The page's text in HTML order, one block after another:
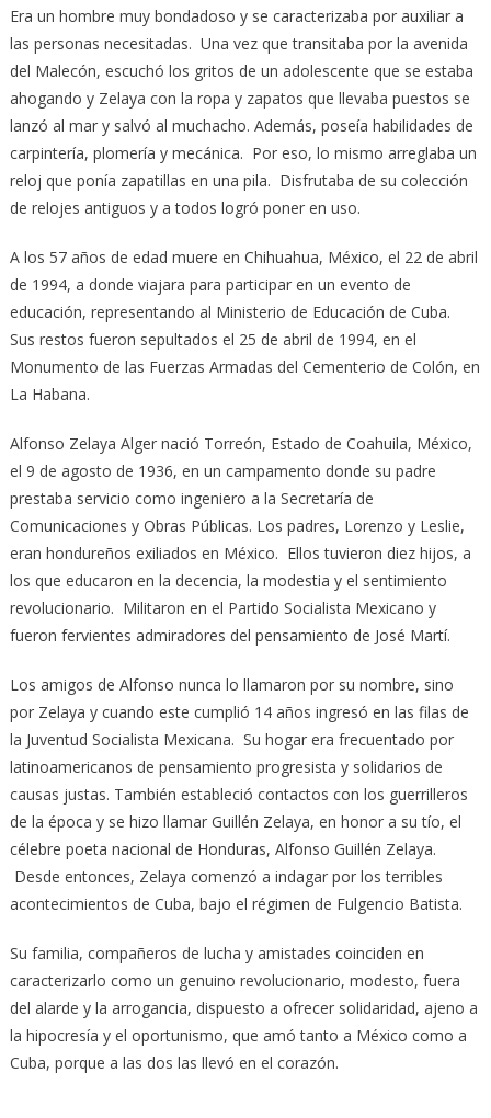
Era un hombre muy bondadoso y se caracterizaba por auxiliar a
las personas necesitadas. Una vez que transitaba por la avenida
del Malecón, escuchó los gritos de un adolescente que se estaba
ahogando y Zelaya con la ropa y zapatos que llevaba puestos se
lanzó al mar y salvó al muchacho. Además, poseía habilidades de
carpintería, plomería y mecánica. Por eso, lo mismo arreglaba un
reloj que ponía zapatillas en una pila. Disfrutaba de su colección
de relojes antiguos y a todos logró poner en uso.
A los 57 años de edad muere en Chihuahua, México, el 22 de abril
de 1994, a donde viajara para participar en un evento de
educación, representando al Ministerio de Educación de Cuba.
Sus restos fueron sepultados el 25 de abril de 1994, en el
Monumento de las Fuerzas Armadas del Cementerio de Colón, en
La Habana.
Alfonso Zelaya Alger nació Torreón, Estado de Coahuila, México,
el 9 de agosto de 1936, en un campamento donde su padre
prestaba servicio como ingeniero a la Secretaría de
Comunicaciones y Obras Públicas. Los padres, Lorenzo y Leslie,
eran hondureños exiliados en México. Ellos tuvieron diez hijos, a
los que educaron en la decencia, la modestia y el sentimiento
revolucionario. Militaron en el Partido Socialista Mexicano y
fueron fervientes admiradores del pensamiento de José Martí.
Los amigos de Alfonso nunca lo llamaron por su nombre, sino
por Zelaya y cuando este cumplió 14 años ingresó en las filas de
la Juventud Socialista Mexicana. Su hogar era frecuentado por
latinoamericanos de pensamiento progresista y solidarios de
causas justas. También estableció contactos con los guerrilleros
de la época y se hizo llamar Guillén Zelaya, en honor a su tío, el
célebre poeta nacional de Honduras, Alfonso Guillén Zelaya.
Desde entonces, Zelaya comenzó a indagar por los terribles
acontecimientos de Cuba, bajo el régimen de Fulgencio Batista.
Su familia, compañeros de lucha y amistades coinciden en
caracterizarlo como un genuino revolucionario, modesto, fuera
del alarde y la arrogancia, dispuesto a ofrecer solidaridad, ajeno a
la hipocresía y el oportunismo, que amó tanto a México como a
Cuba, porque a las dos las llevó en el corazón.